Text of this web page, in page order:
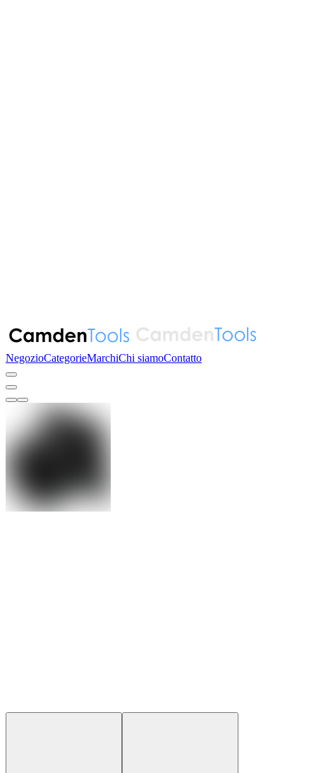
NegozioCategorieMarchiChi siamoContatto